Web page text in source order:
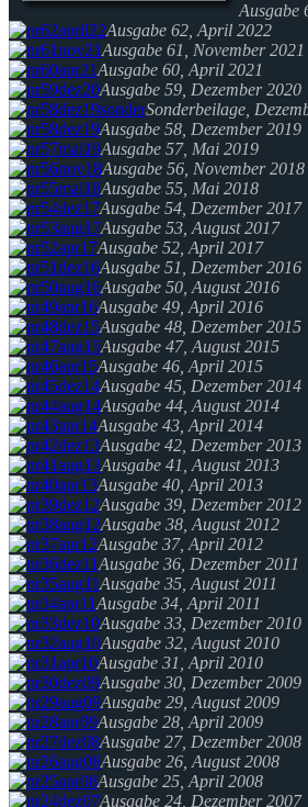
Ausgabe
Ausgabe 62, April 2022
Ausgabe 61, November 2021
Ausgabe 60, April 2021
Ausgabe 59, Dezember 2020
Sonderbeilage,
Ausgabe 58, Dezember 2019
Ausgabe 57, Mai 2019
Ausgabe 56, November 2018
Ausgabe 55, Mai 2018
Ausgabe 54, Dezember 2017
Ausgabe 53, August 2017
Ausgabe 52, April 2017
Ausgabe 51, Dezember 2016
Ausgabe 50, August 2016
Ausgabe 49, April 2016
Ausgabe 48, Dezember 2015
Ausgabe 47, August 2015
Ausgabe 46, April 2015
Ausgabe 45, Dezember 2014
Ausgabe 44, August 2014
Ausgabe 43, April 2014
Ausgabe 42, Dezember 2013
Ausgabe 41, August 2013
Ausgabe 40, April 2013
Ausgabe 39, Dezember 2012
Ausgabe 38, August 2012
Ausgabe 37, April 2012
Ausgabe 36, Dezember 2011
Ausgabe 35, August 2011
Ausgabe 34, April 2011
Ausgabe 33, Dezember 2010
Ausgabe 32, August 2010
Ausgabe 31, April 2010
Ausgabe 30, Dezember 2009
Ausgabe 29, August 2009
Ausgabe 28, April 2009
Ausgabe 27, Dezember 2008
Ausgabe 26, August 2008
Ausgabe 25, April 2008
Ausgabe 24, Dezember 2007